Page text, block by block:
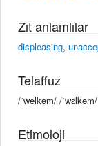
Zıt anlamlılar
displeasing,
Telaffuz
/ˈwelkəm/ /ˈwɛlkəm/
Etimoloji